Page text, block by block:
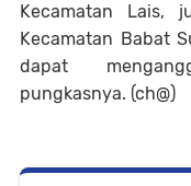
Kecamatan Lais,
Kecamatan Babat
dapat
pungkasnya. (ch@)